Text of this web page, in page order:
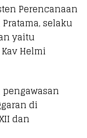
Perencanaan
selaku
yaitu
Helmi
di
dan